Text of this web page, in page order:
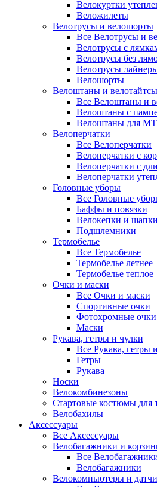
Велокуртки
Веложилеты
Велотрусы и велошорты
Все Велотрусы и
Велотрусы с
Велотрусы без
Велотрусы
Велошорты
Велоштаны и велотайтсы
Все Велоштаны и
Велоштаны с
Велоштаны для
Велоперчатки
Все Велоперчатки
Велоперчатки с
Велоперчатки с
Велоперчатки
Головные уборы
Все Головные
Баффы и повязки
Велокепки и шапки
Подшлемники
Термобелье
Все Термобелье
Термобелье летнее
Термобелье теплое
Очки и маски
Все Очки и маски
Спортивные очки
Фотохромные очки
Маски
Рукава, гетры и чулки
Все Рукава, гетры
Гетры
Рукава
Носки
Велокомбинезоны
Стартовые костюмы для
Велобахилы
Аксессуары
Все Аксессуары
Велобагажники и
Все
Велобагажники
Велокомпьютеры и